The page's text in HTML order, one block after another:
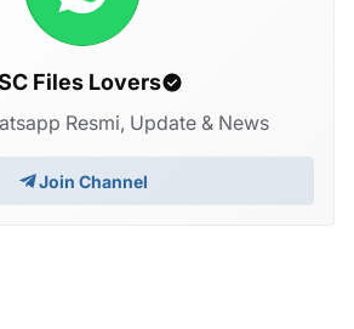
Files Lovers
Resmi, Update & News
Join Channel